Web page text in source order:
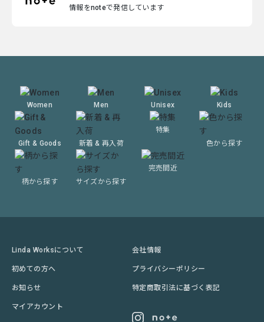
情報をnoteで発信しています
Women Men Unisex Kids
Gift & Goods 新着 & 再入荷
特集
色から探す
柄から探す サイズから探す
完売間近
Linda Worksについて
初めての方へ
お知らせ
マイアカウント
会社情報
プライバシーポリシー
特定商取引法に基づく表記